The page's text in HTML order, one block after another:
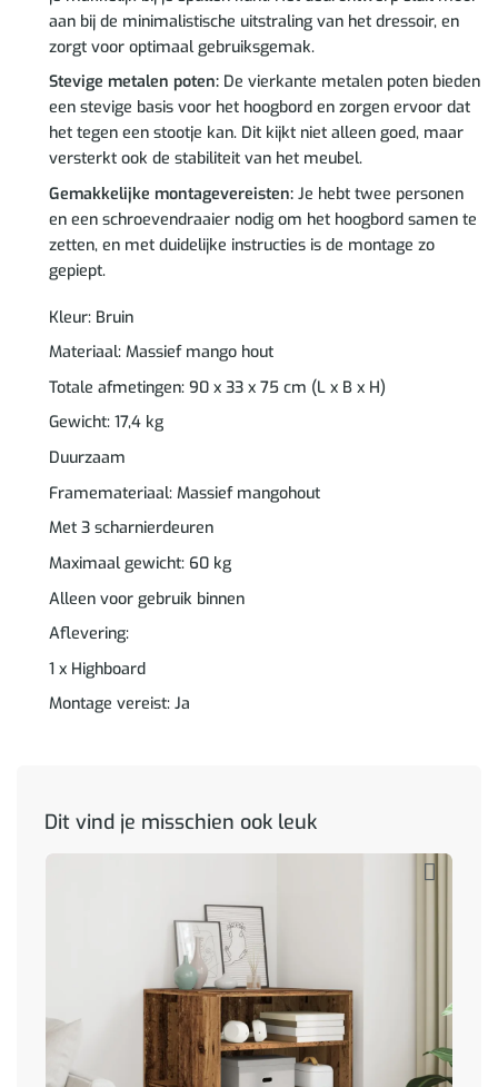
aan bij de minimalistische uitstraling van het dressoir, en
zorgt voor optimaal gebruiksgemak.
Stevige metalen poten:De vierkante metalen poten bieden
een stevige basis voor het hoogbord en zorgen ervoor dat
het tegen een stootje kan. Dit kijkt niet alleen goed, maar
versterkt ook de stabiliteit van het meubel.
Gemakkelijke montagevereisten:Je hebt twee personen
en een schroevendraaier nodig om het hoogbord samen te
zetten, en met duidelijke instructies is de montage zo
gepiept.
Kleur: Bruin
Materiaal: Massief mango hout
Totale afmetingen: 90 x 33 x 75 cm (L x B x H)
Gewicht: 17,4 kg
Duurzaam
Framemateriaal: Massief mangohout
Met 3 scharnierdeuren
Maximaal gewicht: 60 kg
Alleen voor gebruik binnen
Aflevering:
1 x Highboard
Montage vereist: Ja
Dit vind je misschien ook leuk